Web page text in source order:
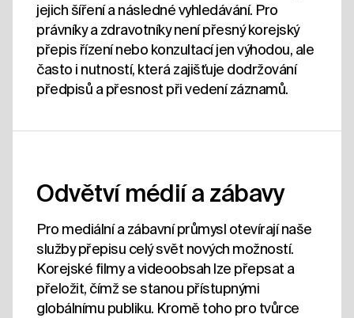
jejich šíření a následné vyhledávání. Pro
právníky a zdravotníky není přesný korejský
přepis řízení nebo konzultací jen výhodou, ale
často i nutností, která zajišťuje dodržování
předpisů a přesnost při vedení záznamů.
Odvětví médií a zábavy
Pro mediální a zábavní průmysl otevírají naše
služby přepisu celý svět nových možností.
Korejské filmy a videoobsah lze přepsat a
přeložit, čímž se stanou přístupnými
globálnímu publiku. Kromě toho pro tvůrce